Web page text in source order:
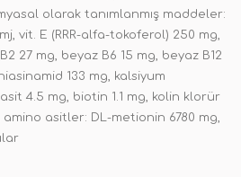
olarak tanımlanmış maddeler:
vit. E (RRR-alfa-tokoferol) 250 mg,
27 mg, beyaz B6 15 mg, beyaz B12
133 mg, kalsiyum
4.5 mg, biotin 1.1 mg, kolin klorür
amino asitler: DL-metionin 6780 mg,